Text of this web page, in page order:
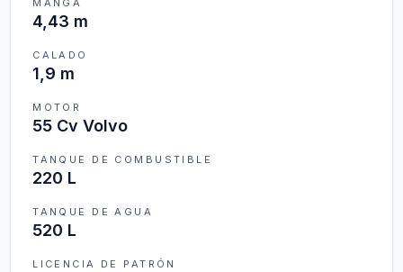
MANGA
4,43 m
CALADO
1,9 m
MOTOR
55 Cv Volvo
TANQUE DE COMBUSTIBLE
220 L
TANQUE DE AGUA
520 L
LICENCIA DE PATRÓN